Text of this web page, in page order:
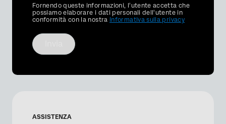
Privacy
Optin
Fornendo queste informazioni, l'utente accetta che
possiamo elaborare i dati personali dell'utente in
conformità con la nostra Informativa sulla privacy
ASSISTENZA